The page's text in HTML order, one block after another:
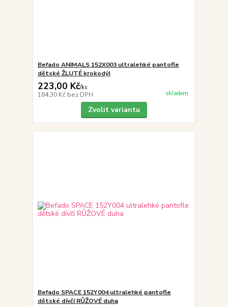
Befado ANIMALS 152X003 ultralehké pantofle
dětské ŽLUTÉ krokodýl
223,00 Kč/ks
184,30 Kč bez DPH skladem
Zvolit variantu
Befado SPACE 152Y004 ultralehké pantofle
dětské dívčí RŮŽOVÉ duha